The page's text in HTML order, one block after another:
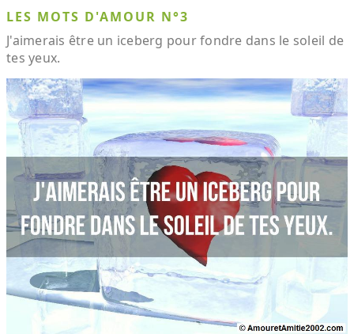
LES MOTS D'AMOUR N°3
J'aimerais être un iceberg pour fondre dans le soleil de
tes yeux.